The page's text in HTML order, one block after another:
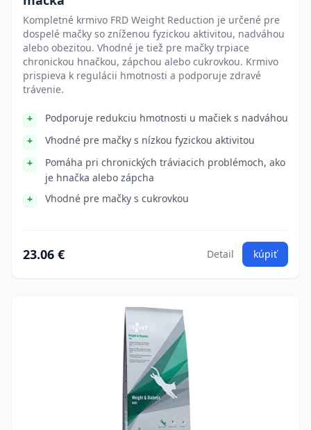
Kompletné krmivo FRD Weight Reduction je určené pre
dospelé mačky so zníženou fyzickou aktivitou, nadváhou
alebo obezitou. Vhodné je tiež pre mačky trpiace
chronickou hnačkou, zápchou alebo cukrovkou. Krmivo
prispieva k regulácii hmotnosti a podporuje zdravé
trávenie.
Podporuje redukciu hmotnosti u mačiek s nadváhou
Vhodné pre mačky s nízkou fyzickou aktivitou
Pomáha pri chronických tráviacich problémoch, ako
je hnačka alebo zápcha
Vhodné pre mačky s cukrovkou
23.06 € Detail kúpiť